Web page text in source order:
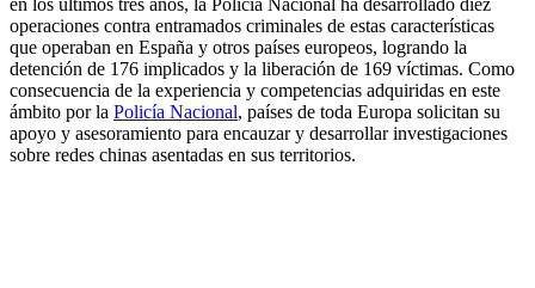
en los últimos tres años, la Policía Nacional ha desarrollado diez
operaciones contra entramados criminales de estas características
que operaban en España y otros países europeos, logrando la
detención de 176 implicados y la liberación de 169 víctimas. Como
consecuencia de la experiencia y competencias adquiridas en este
ámbito por la Policía Nacional, países de toda Europa solicitan su
apoyo y asesoramiento para encauzar y desarrollar investigaciones
sobre redes chinas asentadas en sus territorios.